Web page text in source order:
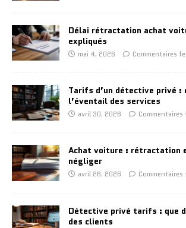
Délai rétractation achat
expliqués
mai 4, 2026 Commentaires
Tarifs d’un détective privé :
l’éventail des services
avril 30, 2026 Commentaires
Achat voiture : rétractation
négliger
avril 26, 2026 Commentaires
Détective privé tarifs : que
des clients